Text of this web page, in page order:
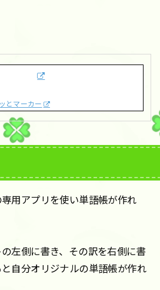
とマーカー
用アプリを使い単語帳が作れ
左側に書き、その訳を右側に書
自分オリジナルの単語帳が作れ